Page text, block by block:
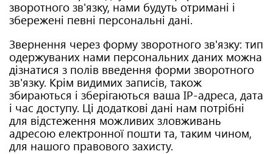
зворотного зв'язку, нами будуть отримані і
збережені певні персональні дані.
Звернення через форму зворотного зв'язку: тип
одержуваних нами персональних даних можна
дізнатися з полів введення форми зворотного
зв'язку. Крім видимих ​​записів, також
збираються і зберігаються ваша IP-адреса, дата
і час доступу. Ці додаткові дані нам потрібні
для відстеження можливих зловживань
адресою електронної пошти та, таким чином,
для нашого правового захисту.